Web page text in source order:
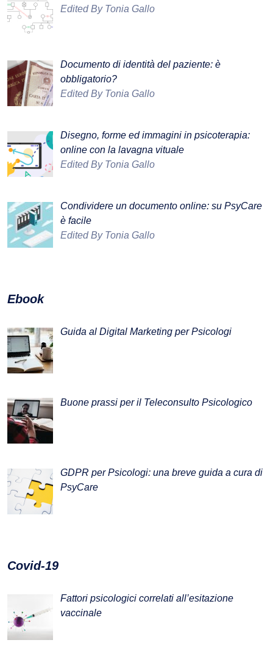
Edited By Tonia Gallo
Documento di identità del paziente: è
obbligatorio?
Edited By Tonia Gallo
Disegno, forme ed immagini in psicoterapia:
online con la lavagna vituale
Edited By Tonia Gallo
Condividere un documento online: su PsyCare
è facile
Edited By Tonia Gallo
Ebook
Guida al Digital Marketing per Psicologi
Buone prassi per il Teleconsulto Psicologico
GDPR per Psicologi: una breve guida a cura di
PsyCare
Covid-19
Fattori psicologici correlati all’esitazione
vaccinale